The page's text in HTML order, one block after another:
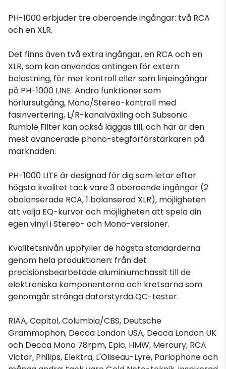
PH-1000 erbjuder tre oberoende ingångar: två RCA
och en XLR.
Det finns även två extra ingångar, en RCA och en
XLR, som kan användas antingen för extern
belastning, för mer kontroll eller som linjeingångar
på PH-1000 LINE. Andra funktioner som
hörlursutgång, Mono/Stereo-kontroll med
fasinvertering, L/R-kanalväxling och Subsonic
Rumble Filter kan också läggas till, och här är den
mest avancerade phono-stegförförstärkaren på
marknaden.
PH-1000 LITE är designad för dig som letar efter
högsta kvalitet tack vare 3 oberoende ingångar (2
obalanserade RCA, 1 balanserad XLR), möjligheten
att välja EQ-kurvor och möjligheten att spela din
egen vinyl i Stereo- och Mono-versioner.
Kvalitetsnivån uppfyller de högsta standarderna
genom hela produktionen: från det
precisionsbearbetade aluminiumchassit till de
elektroniska komponenterna och kretsarna som
genomgår stränga datorstyrda QC-tester.
RIAA, Capitol, Columbia/CBS, Deutsche
Grammophon, Decca London USA, Decca London UK
och Decca Mono 78rpm, Epic, HMW, Mercury, RCA
Victor, Philips, Elektra, L'Oliseau-Lyre, Parlophone och